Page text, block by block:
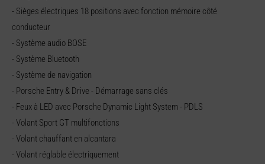
- Sièges électriques 18 positions avec fonction mémoire côté
conducteur
- Système audio BOSE
- Système Bluetooth
- Système de navigation
- Porsche Entry & Drive - Démarrage sans clés
- Feux à LED avec Porsche Dynamic Light System - PDLS
- Volant Sport GT multifonctions
- Volant chauffant en alcantara
- Volant réglable électriquement